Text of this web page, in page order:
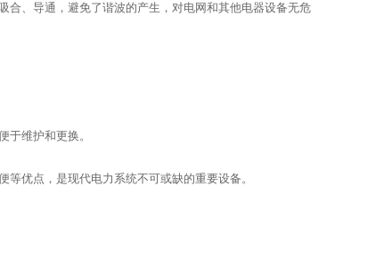
合、导通，避免了谐波的产生，对电网和其他电器设备无危
于维护和更换。
优点，是现代电力系统不可或缺的重要设备。